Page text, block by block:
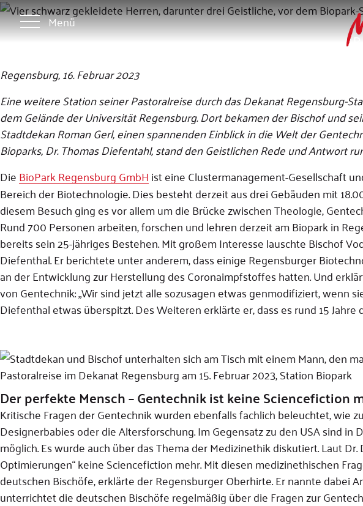
Menü
Regensburg, 16. Februar 2023
Eine weitere Station seiner Pastoralreise durch das Dekanat Regensburg-
dem Gelände der Universität Regensburg. Dort bekamen der Bischof und
Stadtdekan Roman Gerl, einen spannenden Einblick in die Welt der
Bioparks, Dr. Thomas Diefentahl, stand den Geistlichen Rede und Antwort
DieBioPark Regensburg GmbHist eine Clustermanagement-Gesellschaft
Bereich der Biotechnologie. Dies besteht derzeit aus drei Gebäuden mit
diesem Besuch ging es vor allem um die Brücke zwischen Theologie,
Rund 700 Personen arbeiten, forschen und lehren derzeit am Biopark in
bereits sein 25-jähriges Bestehen. Mit großem Interesse lauschte Bischof
Diefenthal. Er berichtete unter anderem, dass einige Regensburger
an der Entwicklung zur Herstellung des Coronaimpfstoffes hatten. Und
von Gentechnik: „Wir sind jetzt alle sozusagen etwas genmodifiziert, wenn
Diefenthal etwas überspitzt. Des Weiteren erklärte er, dass es rund 15
Pastoralreise im Dekanat Regensburg am 15. Februar 2023, Station Biopark
Der perfekte Mensch – Gentechnik ist keine Sciencefiction
Kritische Fragen der Gentechnik wurden ebenfalls fachlich beleuchtet, wie
Designerbabies oder die Altersforschung. Im Gegensatz zu den USA sind
möglich. Es wurde auch über das Thema der Medizinethik diskutiert. Laut
Optimierungen“ keine Sciencefiction mehr. Mit diesen medizinethischen
deutschen Bischöfe, erklärte der Regensburger Oberhirte. Er nannte dabei
unterrichtet die deutschen Bischöfe regelmäßig über die Fragen zur